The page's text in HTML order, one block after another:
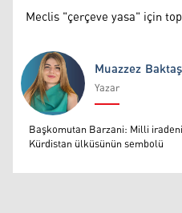
Meclis "çerçeve yasa" için
Muazzez Baktaş
Muazzez Baktaş
Yazar
Başkomutan Barzani: Milli
Kürdistan ülküsünün sembolü